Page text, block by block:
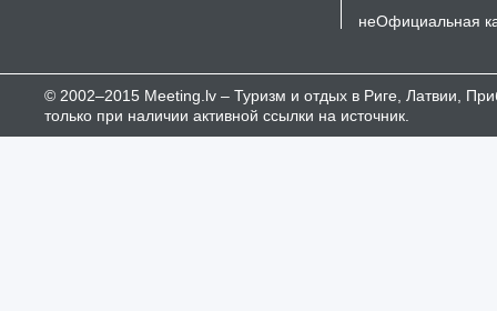
неОфициальная
© 2002–2015 Meeting.lv – Туризм и отдых в Риге, Латвии,
только при наличии активной ссылки на источник.